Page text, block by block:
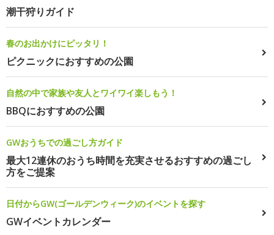
潮干狩りガイド
春のお出かけにピッタリ！
ピクニックにおすすめの公園
自然の中で家族や友人とワイワイ楽しもう！
BBQにおすすめの公園
GWおうちでの過ごし方ガイド
最大12連休のおうち時間を充実させるおすすめの過ごし
方をご提案
日付からGW(ゴールデンウィーク)のイベントを探す
GWイベントカレンダー